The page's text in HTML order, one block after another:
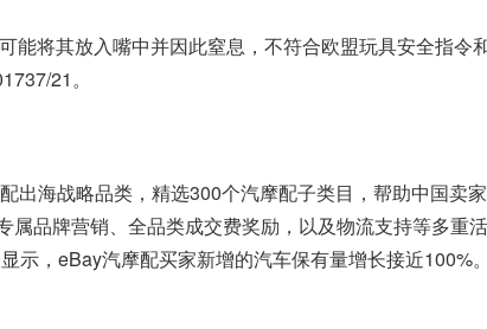
将其放入嘴中并因此窒息，不符合欧盟玩具安全指令
21。
出海战略品类，精选300个汽摩配子类目，帮助中国卖
品牌营销、全品类成交费奖励，以及物流支持等多重
，eBay汽摩配买家新增的汽车保有量增长接近100%。